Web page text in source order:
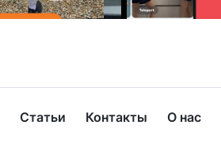
Статьи Контакты О нас